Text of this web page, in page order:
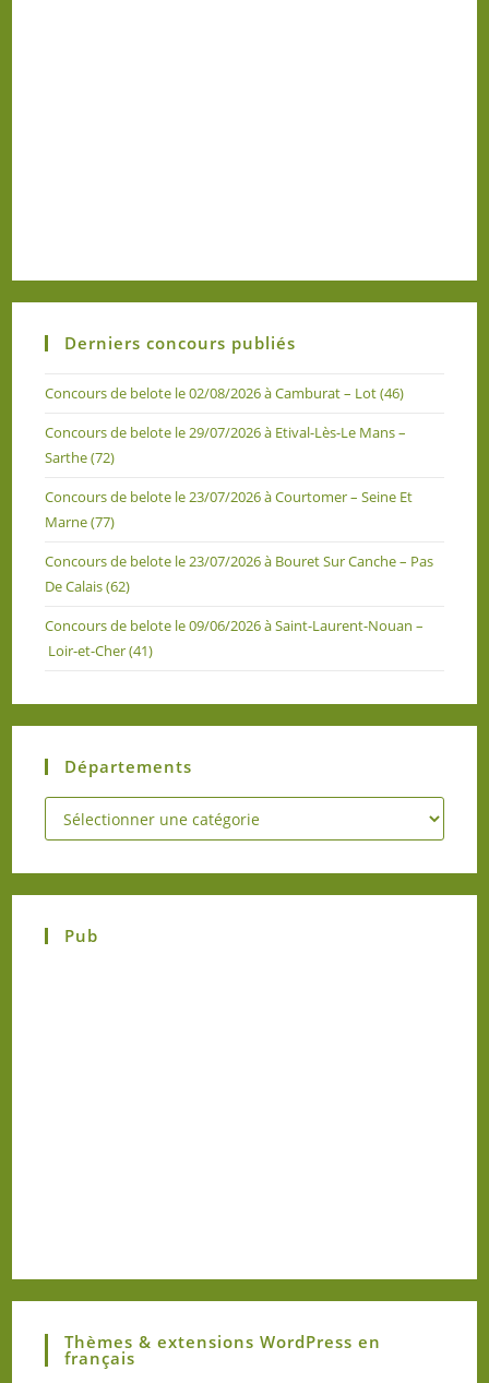
Derniers concours publiés
Concours de belote le 02/08/2026 à Camburat – Lot (46)
Concours de belote le 29/07/2026 à Etival-Lès-Le Mans –
Sarthe (72)
Concours de belote le 23/07/2026 à Courtomer – Seine Et
Marne (77)
Concours de belote le 23/07/2026 à Bouret Sur Canche – Pas
De Calais (62)
Concours de belote le 09/06/2026 à Saint-Laurent-Nouan –
Loir-et-Cher (41)
Départements
Pub
Thèmes & extensions WordPress en
français